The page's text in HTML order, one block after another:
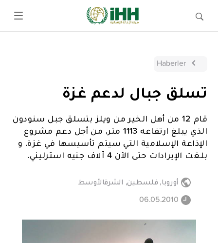
Haberler
تسلق جبال لدعم غزة
قام 12 من أهل الخير من ويلز بتسلق جبل سنودون
الذي يبلغ ارتفاعه 1113 متر، من أجل دعم مشروع
الإذاعة الإسلامية التي سيتم تأسيسها في غزة، و
بلغت الإيرادات حتى الآن 4 آلاف جنيه استرليني.
أوروبا, فلسطين, الشرقالأوسط
06.05.2010